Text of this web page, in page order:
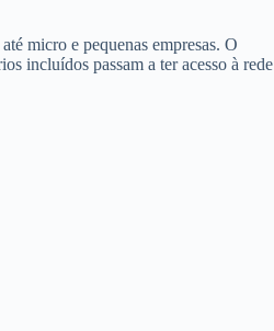
micro e pequenas empresas. O
incluídos passam a ter acesso à rede